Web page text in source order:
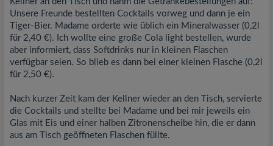
Unsere Freunde bestellten Cocktails vorweg und dann je ein
Tiger-Bier. Madame orderte wie üblich ein Mineralwasser (0,2l
für 2,40 €). Ich wollte eine große Cola light bestellen, wurde
aber informiert, dass Softdrinks nur in kleinen Flaschen
verfügbar seien. So blieb es dann bei einer kleinen Flasche (0,2l
für 2,50 €).
Nach kurzer Zeit kam der Kellner wieder an den Tisch, servierte
die Cocktails und stellte bei Madame und bei mir jeweils ein
Glas mit Eis und einer halben Zitronenscheibe hin, die er dann
aus am Tisch geöffneten Flaschen füllte.